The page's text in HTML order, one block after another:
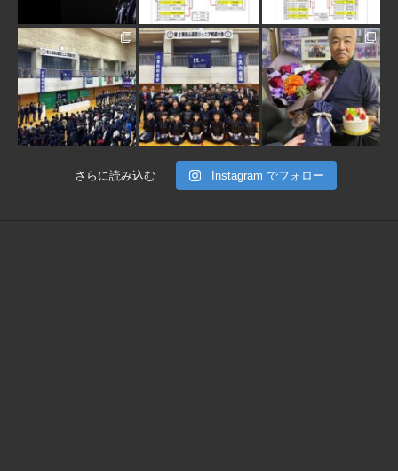
1月 30 1月 30 1月 28
さらに読み込む Instagram でフォロー